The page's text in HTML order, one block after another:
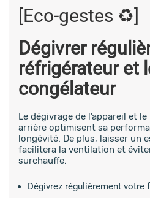
[Eco-gestes ♻️]
Dégivrer
réfrigérateur et
congélateur
Le dégivrage de l’appareil et
arrière optimisent sa
longévité. De plus, laisser un
facilitera la ventilation et
surchauffe.
Dégivrez régulièrement